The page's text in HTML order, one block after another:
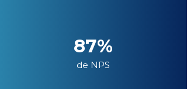
87%
de NPS